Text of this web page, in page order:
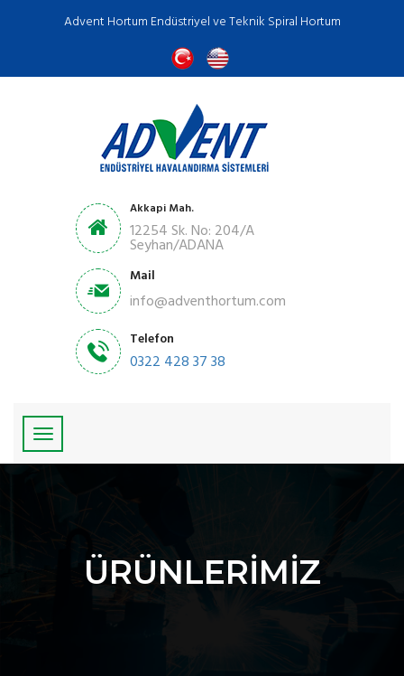
Advent Hortum Endüstriyel ve Teknik Spiral Hortum
Akkapi Mah.
12254 Sk. No: 204/A
Seyhan/ADANA
Mail
info@adventhortum.com
Telefon
0322 428 37 38
ÜRÜNLERİMİZ